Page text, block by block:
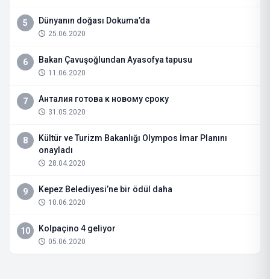
5 Dünyanın doğası Dokuma’da
25.06.2020
6 Bakan Çavuşoğlundan Ayasofya tapusu
11.06.2020
7 Анталия готова к новому сроку
31.05.2020
8
Kültür ve Turizm Bakanlığı Olympos İmar Planını
onayladı
28.04.2020
9 Kepez Belediyesi’ne bir ödül daha
10.06.2020
10 Kolpaçino 4 geliyor
05.06.2020